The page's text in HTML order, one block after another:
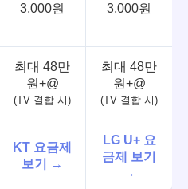
3,000원 3,000원
최대 48만
원+@
(TV 결합 시)
최대 48만
원+@
(TV 결합 시)
KT 요금제
보기 →
LG U+ 요
금제 보기
→